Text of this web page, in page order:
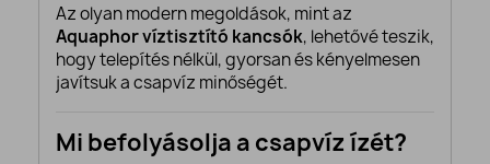
Az olyan modern megoldások, mint az
Aquaphor víztisztító kancsók, lehetővé teszik,
hogy telepítés nélkül, gyorsan és kényelmesen
javítsuk a csapvíz minőségét.
Mi befolyásolja a csapvíz ízét?